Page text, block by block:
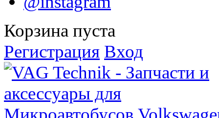
Корзина пуста
Регистрация Вход